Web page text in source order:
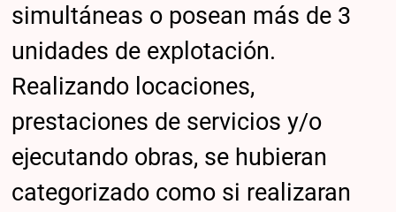
simultáneas o posean más de 3
unidades de explotación.
Realizando locaciones,
prestaciones de servicios y/o
ejecutando obras, se hubieran
categorizado como si realizaran